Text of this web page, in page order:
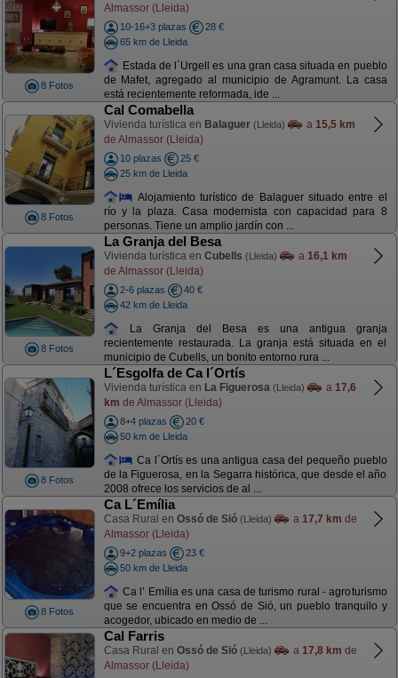
8 Fotos
Almassor (Lleida)
10-16+3 plazas
28 €
65 km de Lleida
Estada de l´Urgell es una gran casa situada en pueblo
de Mafet, agregado al municipio de Agramunt. La casa
está recientemente reformada, ide ...
8 Fotos
Cal Comabella
Vivienda turística en Balaguer (Lleida) a 15,5 km
de Almassor (Lleida)
10 plazas
25 €
25 km de Lleida
Alojamiento turístico de Balaguer situado entre el
río y la plaza. Casa modernista con capacidad para 8
personas. Tiene un amplio jardín con ...
8 Fotos
La Granja del Besa
Vivienda turística en Cubells (Lleida) a 16,1 km
de Almassor (Lleida)
2-6 plazas
40 €
42 km de Lleida
La Granja del Besa es una antigua granja
recientemente restaurada. La granja está situada en el
municipio de Cubells, un bonito entorno rura ...
8 Fotos
L´Esgolfa de Ca l´Ortís
Vivienda turística en La Figuerosa (Lleida) a 17,6
km de Almassor (Lleida)
8+4 plazas
20 €
50 km de Lleida
Ca l´Ortís es una antigua casa del pequeño pueblo
de la Figuerosa, en la Segarra histórica, que desde el año
2008 ofrece los servicios de al ...
8 Fotos
Ca L´Emília
Casa Rural en Ossó de Sió (Lleida) a 17,7 km de
Almassor (Lleida)
9+2 plazas
23 €
50 km de Lleida
Ca l’ Emília es una casa de turismo rural - agroturismo
que se encuentra en Ossó de Sió, un pueblo tranquilo y
acogedor, ubicado en medio de ...
Cal Farris
Casa Rural en Ossó de Sió (Lleida) a 17,8 km de
Almassor (Lleida)